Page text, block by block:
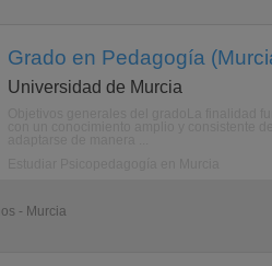
Grado en Pedagogía
Universidad de Murcia
- Murcia